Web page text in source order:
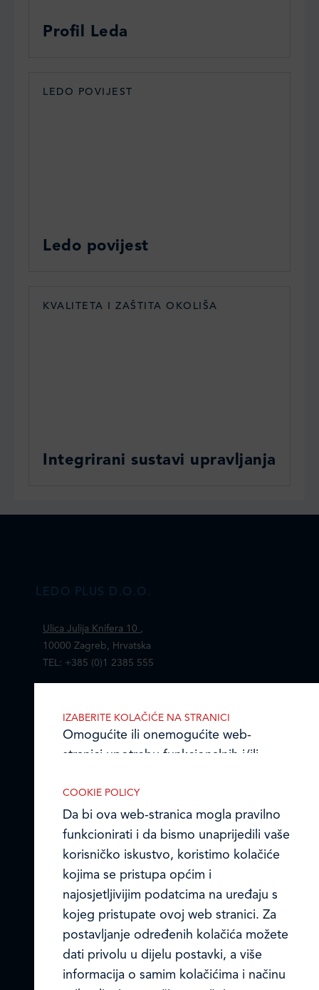
Profil Leda
LEDO POVIJEST
Ledo povijest
KVALITETA I ZAŠTITA OKOLIŠA
Integrirani sustavi upravljanja
LEDO PLUS D.O.O.
Ulica Julija Knifera 10
10000 Zagreb, Hrvatska
TEL: +385 (0)1 2385 555
OIB 07179054100
Matični broj (MB): 4938763
Ledo u inozemstvu
Online formular
Obavijest o Privatnosti i Kolačići
Privacy notice and Cookies
© LEDO plus d.o.o. 2026.
COOKIE POLICY
Da bi ova web-stranica mogla pravilno
funkcionirati i da bismo unaprijedili vaše
korisničko iskustvo, koristimo kolačiće
kojima se pristupa općim i
najosjetljivijim podatcima na uređaju s
kojeg pristupate ovoj web stranici. Za
postavljanje određenih kolačića možete
dati privolu u dijelu postavki, a više
informacija o samim kolačićima i načinu
IZABERITE KOLAČIĆE NA STRANICI
Omogućite ili onemogućite web-
stranici upotrebu funkcionalnih i/ili
Nužni (tehnički) kolačići
Nužni kolačići omogućuju osnovne
funkcionalnosti. Bez ovih kolačića, web-
stranica ne može pravilno funkcionirati,
a isključiti ih možete mijenjanjem
postavki u svome web-pregledniku.